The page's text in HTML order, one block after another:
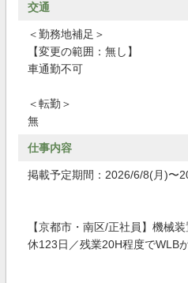
交通
＜勤務地補足＞
【変更の範囲：無し】
車通勤不可
＜転勤＞
無
仕事内容
掲載予定期間：2026/6/8(月)〜
【京都市・南区/正社員】機械
休123日／残業20H程度でWLB